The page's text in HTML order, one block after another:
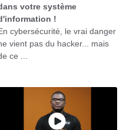
votre système
!
cybersécurité, le vrai danger
vient pas du hacker... mais
ce ...